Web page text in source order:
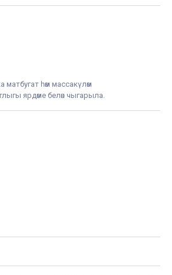
матбугат һәм массакүләм
ярдәме белән чыгарыла.